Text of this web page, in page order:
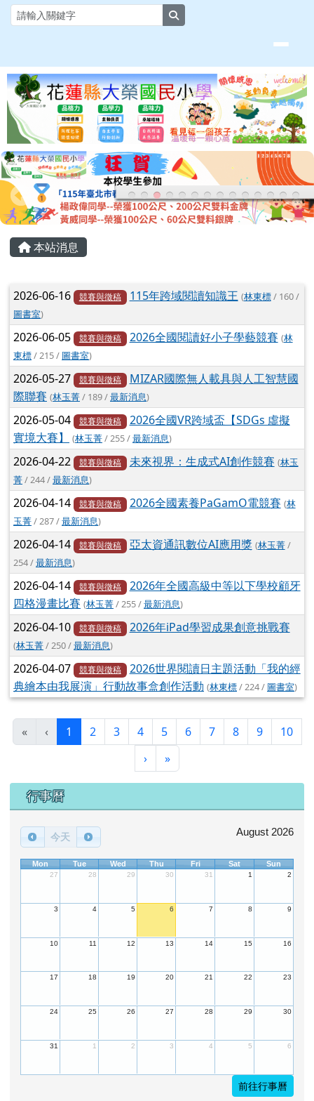
跳至主內容區
花蓮縣大榮國小全球資訊網
主內容區域
本站消息
文章列表
2026-06-16 競賽與徵稿 115年跨域閱讀知識王 (林東標/ 160 /
圖書室)
2026-06-05 競賽與徵稿 2026全國閱讀好小子學藝競賽 (林
東標/ 215 / 圖書室)
2026-05-27 競賽與徵稿
MIZAR國際無人載具與人工智慧國
際聯賽 (林玉菁/ 189 /最新消息)
2026-05-04 競賽與徵稿
2026全國VR跨域盃【SDGs 虛擬
實境大賽】
(林玉菁/ 255 /最新消息)
2026-04-22 競賽與徵稿 未來視界：生成式AI創作競賽 (林玉
菁/ 244 /最新消息)
2026-04-14 競賽與徵稿 2026全國素養PaGamO電競賽 (林
玉菁/ 287 /最新消息)
2026-04-14 競賽與徵稿 亞太資通訊數位AI應用獎 (林玉菁/
254 /最新消息)
2026-04-14 競賽與徵稿
2026年全國高級中等以下學校顧牙
四格漫畫比賽 (林玉菁/ 255 /最新消息)
2026-04-10 競賽與徵稿 2026年iPad學習成果創意挑戰賽
(林玉菁/ 250 /最新消息)
2026-04-07 競賽與徵稿
2026世界閱讀日主題活動「我的經
典繪本由我展演」行動故事盒創作活動 (林東標/ 224 / 圖書室)
« ‹ 1 (目前頁次)
2 3 4 5 6 7 8 9
10
›下一頁
»最後頁
下中區域內容
行事曆
今天 August 2026
Mon Tue Wed Thu Fri Sat Sun
27 28 29 30 31 1 2
3 4 5 6 7 8 9
10 11 12 13 14 15 16
17 18 19 20 21 22 23
24 25 26 27 28 29 30
31 1 2 3 4 5 6
前往行事曆
頁尾區域